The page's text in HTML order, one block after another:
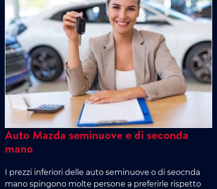
Auto Mazda seminuove e di seconda
mano
I prezzi inferiori delle auto seminuove o di seocnda
mano spingono molte persone a preferirle rispetto